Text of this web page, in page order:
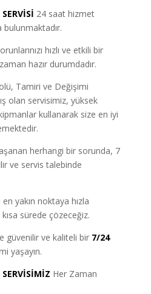
24 saat hizmet
bulunmaktadır.
hızlı ve etkili bir
hazır durumdadır.
Tamiri ve Değişimi
olan servisimiz, yüksek
kullanarak size en iyi
herhangi bir sorunda, 7
ve servis talebinde
yakın noktaya hızla
sürede çözeceğiz.
güvenilir ve kaliteli bir 7/24
yaşayın.
Her Zaman